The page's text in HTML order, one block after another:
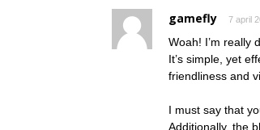
gamefly 7 april
Woah! I’m really
It’s simple, yet
friendliness and
I must say that
Additionally, the